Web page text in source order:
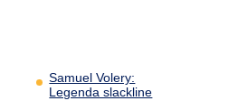
Samuel Volery:
Legenda slackline